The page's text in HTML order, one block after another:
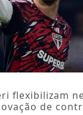
flexibilizam
de